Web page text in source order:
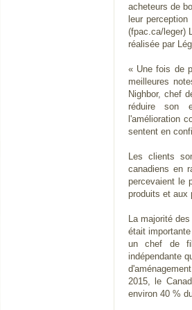
acheteurs de
leur
(fpac.ca/leger)
réalisée par
« Une fois de
meilleures
Nighbor, chef
réduire son
l'amélioration
sentent en
Les clients
canadiens en
percevaient le
produits et aux
La majorité
était
un chef de
indépendante
2015, le
environ 40 %